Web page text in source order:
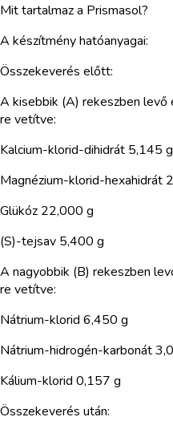
Mit tartalmaz a Prismasol?
A készítmény hatóanyagai:
Összekeverés előtt:
A kisebbik (A) rekeszben
re vetítve:
Kalcium-klorid-dihidrát 5,145 g
Magnézium-klorid-hexahidrát
Glükóz 22,000 g
(S)-tejsav 5,400 g
A nagyobbik (B) rekeszben
re vetítve:
Nátrium-klorid 6,450 g
Nátrium-hidrogén-karbonát
Kálium-klorid 0,157 g
Összekeverés után: